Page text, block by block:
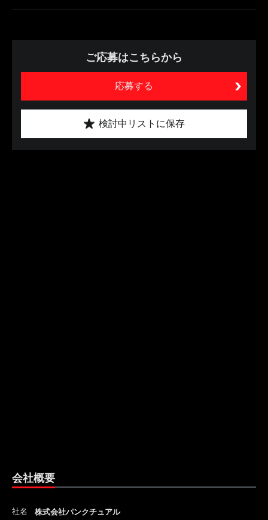
ご応募はこちらから
応募する
検討中リストに保存
会社概要
社名 株式会社パンクチュアル